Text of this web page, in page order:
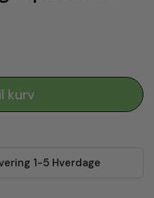
kurv
1-5 Hverdage